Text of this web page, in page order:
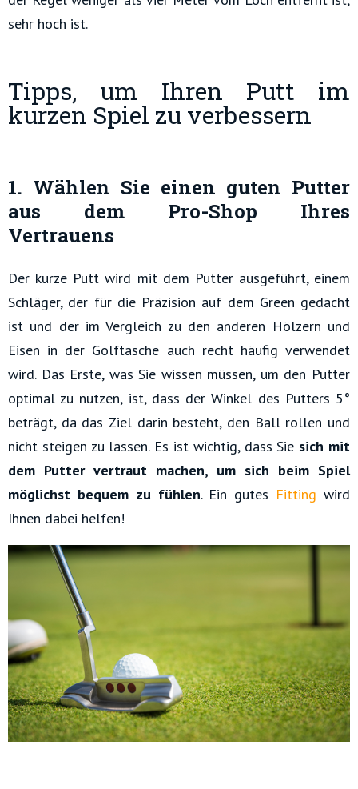
sehr hoch ist.
Tipps, um Ihren Putt im
kurzen Spiel zu verbessern
1. Wählen Sie einen guten Putter
aus dem Pro-Shop Ihres
Vertrauens
Der kurze Putt wird mit dem Putter ausgeführt, einem
Schläger, der für die Präzision auf dem Green gedacht
ist und der im Vergleich zu den anderen Hölzern und
Eisen in der Golftasche auch recht häufig verwendet
wird. Das Erste, was Sie wissen müssen, um den Putter
optimal zu nutzen, ist, dass der Winkel des Putters 5°
beträgt, da das Ziel darin besteht, den Ball rollen und
nicht steigen zu lassen. Es ist wichtig, dass Sie sich mit
dem Putter vertraut machen, um sich beim Spiel
möglichst bequem zu fühlen. Ein gutes Fitting wird
Ihnen dabei helfen!